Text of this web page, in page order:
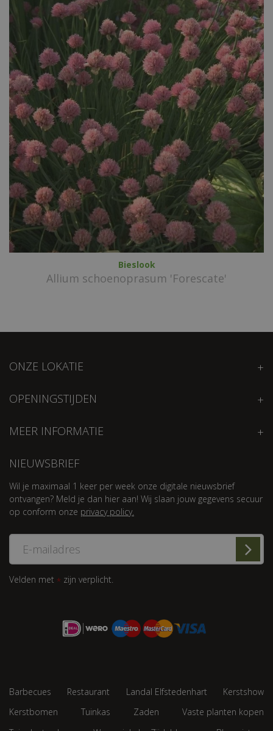
Bieslook
Allium schoenoprasum 'Forescate'
ONZE LOKATIE
OPENINGSTIJDEN
MEER INFORMATIE
NIEUWSBRIEF
Wil je maximaal 1 keer per week onze digitale nieuwsbrief
ontvangen? Meld je dan hier aan! Wij slaan jouw gegevens secuur
op conform onze privacy policy.
Velden met * zijn verplicht.
Barbecues Restaurant Landal Elfstedenhart
Kerstshow
Kerstbomen
Tuinkas Zaden
Vaste planten kopen